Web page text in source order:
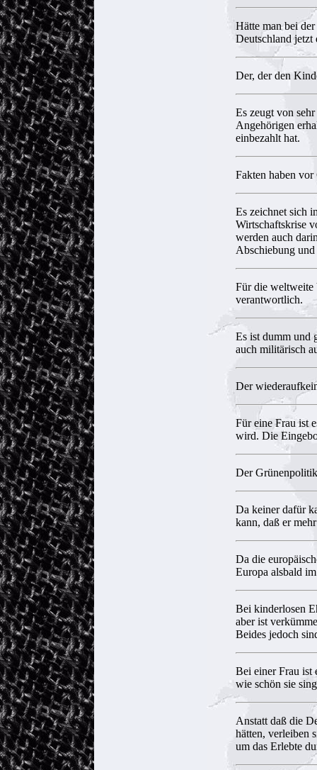
Hätte man bei
Deutschland jetzt
Der, der den
Es zeugt von
Angehörigen
einbezahlt hat.
Fakten haben
Es zeichnet sich
Wirtschaftskrise
werden auch
Abschiebung
Für die weltweite
verantwortlich.
Es ist dumm und
auch militärisch
Der
Für eine Frau ist
wird. Die
Der
Da keiner dafür
kann, daß er
Da die
Europa alsbald
Bei kinderlosen
aber ist
Beides jedoch
Bei einer Frau ist
wie schön sie
Anstatt daß die
hätten, verleiben
um das Erlebte